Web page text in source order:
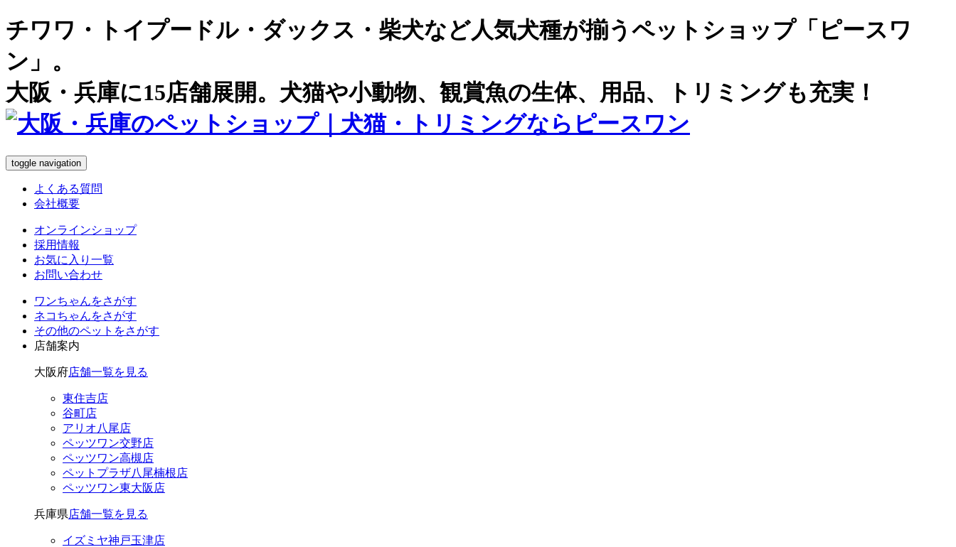
チワワ・トイプードル・ダックス・柴犬など人気犬種が揃うペットショップ「ピースワ
ン」。
大阪・兵庫に15店舗展開。犬猫や小動物、観賞魚の生体、用品、トリミングも充実！
toggle navigation
よくある質問
会社概要
オンラインショップ
採用情報
お気に入り一覧
お問い合わせ
ワンちゃんをさがす
ネコちゃんをさがす
その他のペット をさがす
店舗案内
大阪府店舗一覧を見る
東住吉店
谷町店
アリオ八尾店
ペッツワン交野店
ペッツワン高槻店
ペットプラザ八尾楠根店
ペッツワン東大阪店
兵庫県店舗一覧を見る
イズミヤ神戸玉津店